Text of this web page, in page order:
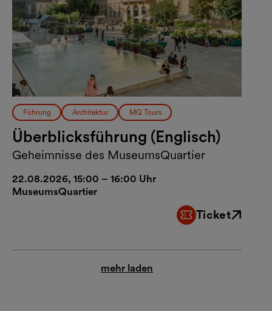
Führung Architektur MQ Tours
Überblicksführung (Englisch)
Geheimnisse des MuseumsQuartier
22.08.2026, 15:00 – 16:00 Uhr
MuseumsQuartier
Ticket
Externer Link
mehr laden